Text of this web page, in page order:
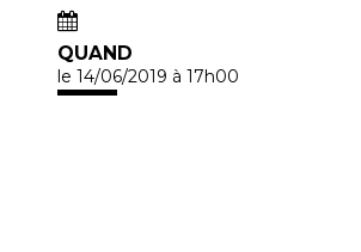
QUAND
le 14/06/2019 à 17h00